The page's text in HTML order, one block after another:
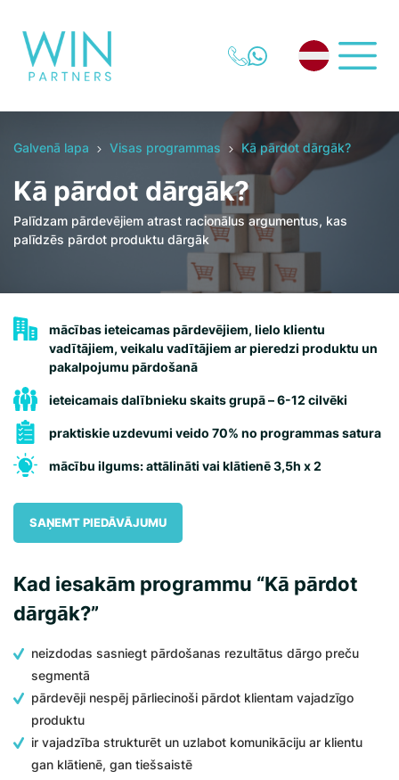
Galvenā lapa Visas programmas Kā pārdot dārgāk?
Kā pārdot dārgāk?
Palīdzam pārdevējiem atrast racionālus argumentus, kas
palīdzēs pārdot produktu dārgāk​
mācības ieteicamas pārdevējiem, lielo klientu
vadītājiem, veikalu vadītājiem ar pieredzi produktu un
pakalpojumu pārdošanā​
ieteicamais dalībnieku skaits grupā – 6-12 cilvēki
praktiskie uzdevumi veido 70% no programmas satura
mācību ilgums: attālināti vai klātienē 3,5h x 2
SAŅEMT PIEDĀVĀJUMU
Kad iesakām programmu “Kā pārdot
dārgāk?”
neizdodas sasniegt pārdošanas rezultātus dārgo preču
segmentā
pārdevēji nespēj pārliecinoši pārdot klientam vajadzīgo
produktu
ir vajadzība strukturēt un uzlabot komunikāciju ar klientu
gan klātienē, gan tiešsaistē